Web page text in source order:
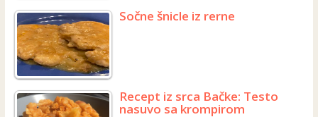
Sočne šnicle iz rerne
Recept iz srca Bačke: Testo
nasuvo sa krompirom